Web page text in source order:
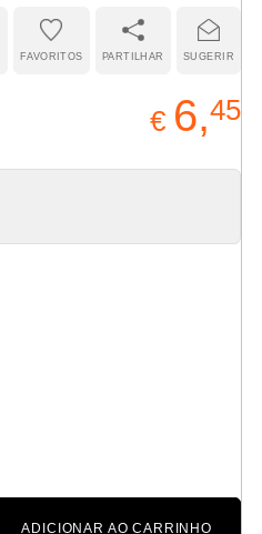
SUGERIR
PARTILHAR
FAVORITOS
€ 6,45
ADICIONAR AO CARRINHO